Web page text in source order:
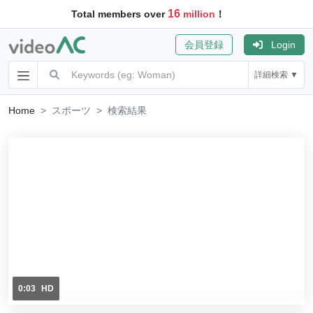
Total members over 16 million ！
会員登録 Login
詳細検索 ▼
Home スポーツ 検索結果
0:03 HD